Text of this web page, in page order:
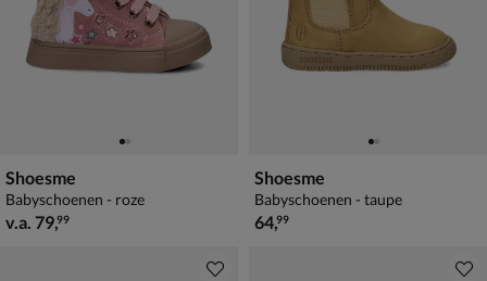
Shoesme
Babyschoenen - roze
vanaf € 79,99
v.a. 79,99
Shoesme
Babyschoenen - taupe
€ 64,99
64,99